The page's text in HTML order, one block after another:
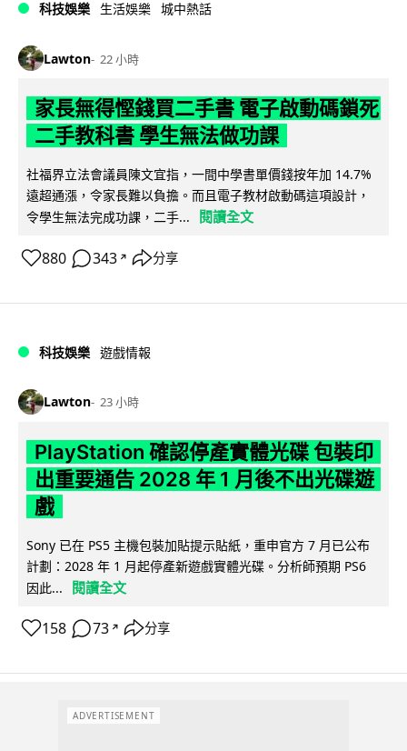
科技娛樂 生活娛樂 城中熱話
Lawton 22 小時
家長無得慳錢買二手書 電子啟動碼鎖死
二手教科書 學生無法做功課
社福界立法會議員陳文宜指，一間中學書單價錢按年加 14.7%
遠超通漲，令家長難以負擔。而且電子教材啟動碼這項設計，
令學生無法完成功課，二手...
閱讀全文
880 343 ↗ 分享
科技娛樂 遊戲情報
Lawton 23 小時
PlayStation 確認停產實體光碟 包裝印
出重要通告 2028 年 1 月後不出光碟遊
戲
Sony 已在 PS5 主機包裝加貼提示貼紙，重申官方 7 月已公布
計劃：2028 年 1 月起停產新遊戲實體光碟。分析師預期 PS6
因此...
閱讀全文
158 73 ↗ 分享
ADVERTISEMENT